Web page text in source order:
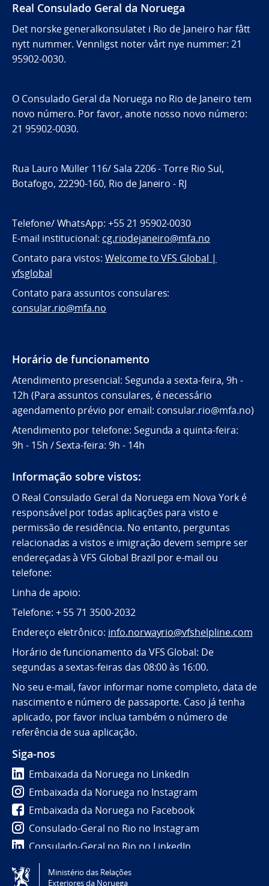
Real Consulado Geral da Noruega
Det norske generalkonsulatet i Rio de Janeiro har fått
nytt nummer. Vennligst noter vårt nye nummer: 21
95902-0030.
O Consulado Geral da Noruega no Rio de Janeiro tem
novo número. Por favor, anote nosso novo número:
21 95902-0030.
Rua Lauro Müller 116/ Sala 2206 - Torre Rio Sul,
Botafogo, 22290-160, Rio de Janeiro - RJ
Telefone/ WhatsApp: +55 21 95902-0030
E-mail institucional: cg.riodejaneiro@mfa.no
Contato para vistos: Welcome to VFS Global |
vfsglobal
Contato para assuntos consulares:
consular.rio@mfa.no
Horário de funcionamento
Atendimento presencial: Segunda a sexta-feira, 9h -
12h (Para assuntos consulares, é necessário
agendamento prévio por email: consular.rio@mfa.no)
Atendimento por telefone: Segunda a quinta-feira:
9h - 15h / Sexta-feira: 9h - 14h
Informação sobre vistos:
O Real Consulado Geral da Noruega em Nova York é
responsável por todas aplicações para visto e
permissão de residência. No entanto, perguntas
relacionadas a vistos e imigração devem sempre ser
endereçadas à VFS Global Brazil por e-mail ou
telefone:
Linha de apoio:
Telefone: + 55 71 3500-2032
Endereço eletrônico: info.norwayrio@vfshelpline.com
Horário de funcionamento da VFS Global: De
segundas a sextas-feiras das 08:00 às 16:00.
No seu e-mail, favor informar nome completo, data de
nascimento e número de passaporte. Caso já tenha
aplicado, por favor inclua também o número de
referência de sua aplicação.
Siga-nos
Embaixada da Noruega no LinkedIn
Embaixada da Noruega no Instagram
Embaixada da Noruega no Facebook
Consulado-Geral no Rio no Instagram
Consulado-Geral no Rio no LinkedIn
Tilgjengelighetserklæring / Accessibility statement
Ministério das Relações
Exteriores da Noruega